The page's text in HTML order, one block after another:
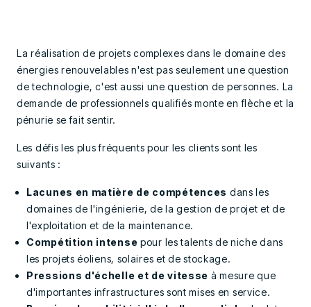
La réalisation de projets complexes dans le domaine des
énergies renouvelables n'est pas seulement une question
de technologie, c'est aussi une question de personnes. La
demande de professionnels qualifiés monte en flèche et la
pénurie se fait sentir.
Les défis les plus fréquents pour les clients sont les
suivants :
Lacunes en matière de compétences dans les
domaines de l'ingénierie, de la gestion de projet et de
l'exploitation et de la maintenance.
Compétition intense pour les talents de niche dans
les projets éoliens, solaires et de stockage.
Pressions d'échelle et de vitesse à mesure que
d'importantes infrastructures sont mises en service.